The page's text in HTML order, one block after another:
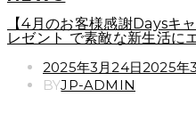
【4月のお客様感謝Daysキ
レゼント で素敵な新生活に
POSTED
ON
2025年3月24日2025年
BYJP-ADMIN